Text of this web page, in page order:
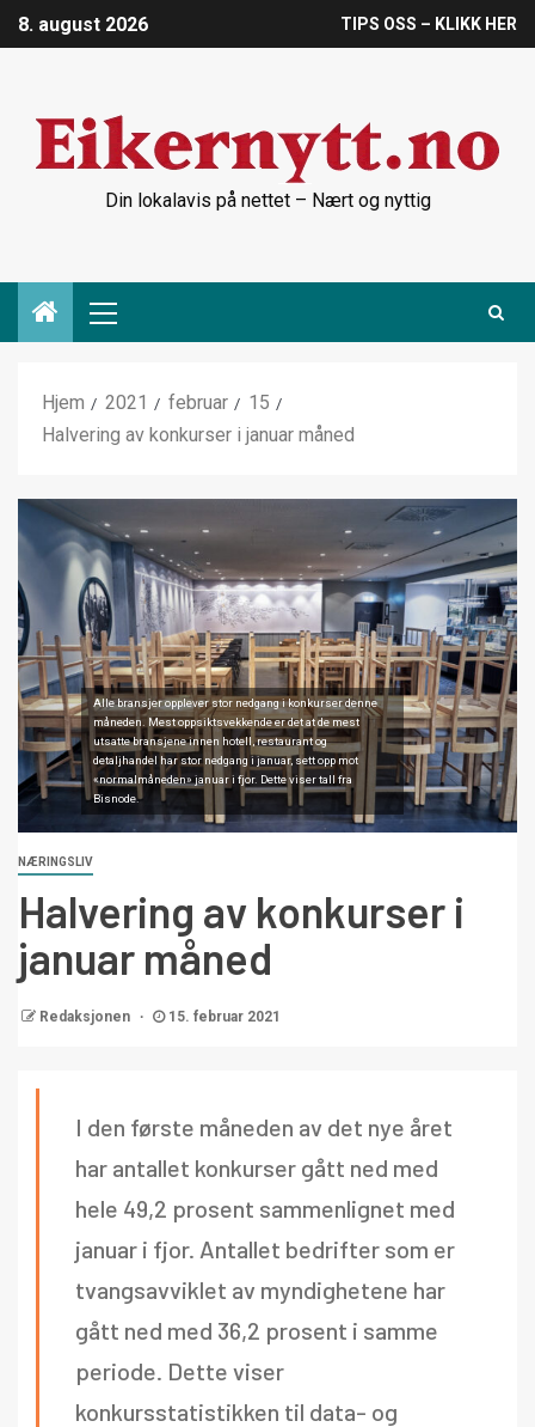
8. august 2026 TIPS OSS – KLIKK HER
Din lokalavis på nettet – Nært og nyttig
Hjem 2021 februar
15
Halvering av konkurser i januar måned
Alle bransjer opplever stor nedgang i konkurser denne
måneden. Mest oppsiktsvekkende er det at de mest
utsatte bransjene innen hotell, restaurant og
detaljhandel har stor nedgang i januar, sett opp mot
«normalmåneden» januar i fjor. Dette viser tall fra
Bisnode.
NÆRINGSLIV
Halvering av konkurser i
januar måned
Redaksjonen 15. februar 2021
I den første måneden av det nye året
har antallet konkurser gått ned med
hele 49,2 prosent sammenlignet med
januar i fjor. Antallet bedrifter som er
tvangsavviklet av myndighetene har
gått ned med 36,2 prosent i samme
periode. Dette viser
konkursstatistikken til data- og